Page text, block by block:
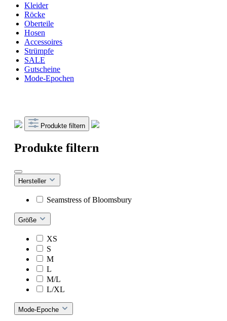
Kleider
Röcke
Oberteile
Hosen
Accessoires
Strümpfe
SALE
Gutscheine
Mode-Epochen
Produkte filtern
Produkte filtern
Hersteller
Seamstress of Bloomsbury
Größe
XS
S
M
L
M/L
L/XL
Mode-Epoche